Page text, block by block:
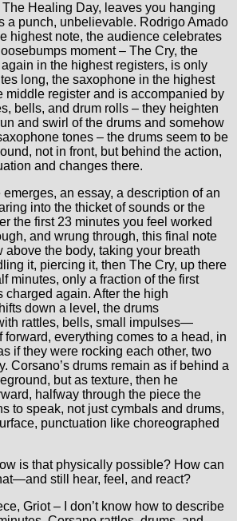
Healing Day, leaves you hanging
a punch, unbelievable. Rodrigo Amado
highest note, the audience celebrates
moment – The Cry, the
in the highest registers, is only
long, the saxophone in the highest
middle register and is accompanied by
bells, and drum rolls – they heighten
and swirl of the drums and somehow
tones – the drums seem to be
not in front, but behind the action,
and changes there.
an essay, a description of an
into the thicket of sounds or the
the first 23 minutes you feel worked
and wrung through, this final note
above the body, taking your breath
it, piercing it, then The Cry, up there
minutes, only a fraction of the first
charged again. After the high
down a level, the drums
rattles, bells, small impulses—
forward, everything comes to a head, in
if they were rocking each other, two
Corsano’s drums remain as if behind a
but as texture, then he
halfway through the piece the
to speak, not just cymbals and drums,
punctuation like choreographed
is that physically possible? How can
still hear, feel, and react?
Griot – I don’t know how to describe